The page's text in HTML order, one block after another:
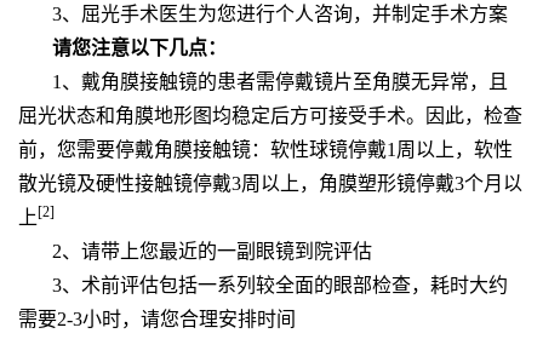
3、屈光手术医生为您进行个人咨询，并制定手术方案
请您注意以下几点：
1、戴角膜接触镜的患者需停戴镜片至角膜无异常，且
屈光状态和角膜地形图均稳定后方可接受手术。因此，检查
前，您需要停戴角膜接触镜：软性球镜停戴1周以上，软性
散光镜及硬性接触镜停戴3周以上，角膜塑形镜停戴3个月以
上 [2]
2、请带上您最近的一副眼镜到院评估
3、术前评估包括一系列较全面的眼部检查，耗时大约
需要2-3小时，请您合理安排时间